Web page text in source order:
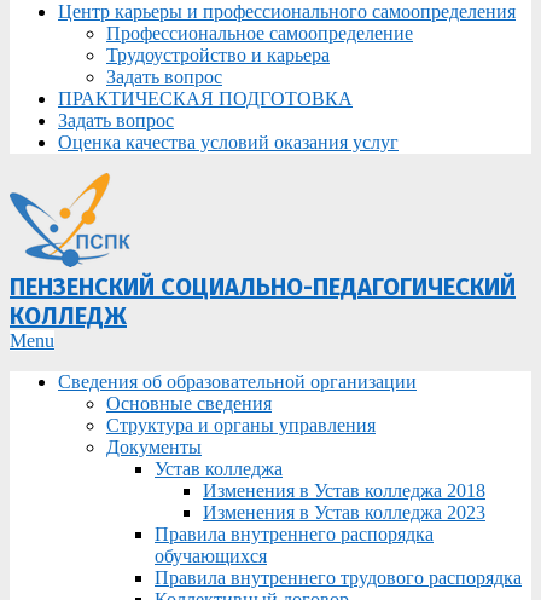
Центр карьеры и профессионального самоопределения
Профессиональное самоопределение
Трудоустройство и карьера
Задать вопрос
ПРАКТИЧЕСКАЯ ПОДГОТОВКА
Задать вопрос
Оценка качества условий оказания услуг
ПЕНЗЕНСКИЙ СОЦИАЛЬНО-ПЕДАГОГИЧЕСКИЙ
КОЛЛЕДЖ
Primary
Menu
Menu
Сведения об образовательной организации
Основные сведения
Структура и органы управления
Документы
Устав колледжа
Изменения в Устав колледжа 2018
Изменения в Устав колледжа 2023
Правила внутреннего распорядка
обучающихся
Правила внутреннего трудового распорядка